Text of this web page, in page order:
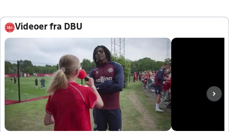
Videoer fra DBU